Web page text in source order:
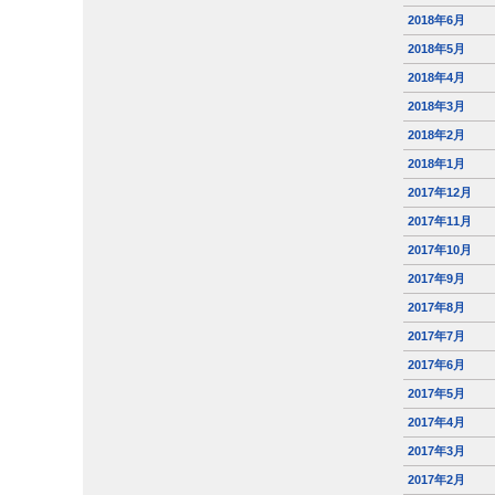
2018年6月
2018年5月
2018年4月
2018年3月
2018年2月
2018年1月
2017年12月
2017年11月
2017年10月
2017年9月
2017年8月
2017年7月
2017年6月
2017年5月
2017年4月
2017年3月
2017年2月